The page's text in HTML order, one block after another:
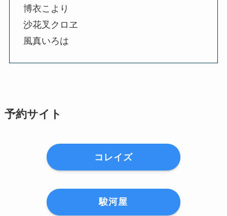
博衣こより
沙花叉クロヱ
風真いろは
予約サイト
コレイズ
駿河屋